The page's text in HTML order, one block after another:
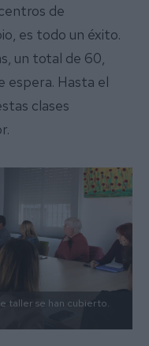
de
es todo un éxito.
un total de 60,
espera. Hasta el
clases
taller se han cubierto.